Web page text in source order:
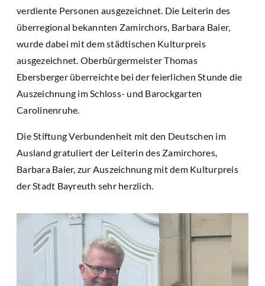
verdiente Personen ausgezeichnet. Die Leiterin des
überregional bekannten Zamirchors, Barbara Baier,
wurde dabei mit dem städtischen Kulturpreis
ausgezeichnet. Oberbürgermeister Thomas
Ebersberger überreichte bei der feierlichen Stunde die
Auszeichnung im Schloss- und Barockgarten
Carolinenruhe.
Die Stiftung Verbundenheit mit den Deutschen im
Ausland gratuliert der Leiterin des Zamirchores,
Barbara Baier, zur Auszeichnung mit dem Kulturpreis
der Stadt Bayreuth sehr herzlich.